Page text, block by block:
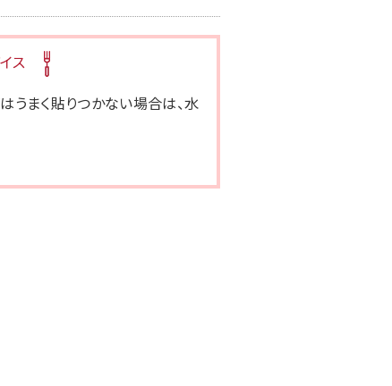
ス
うまく貼りつかない場合は、水